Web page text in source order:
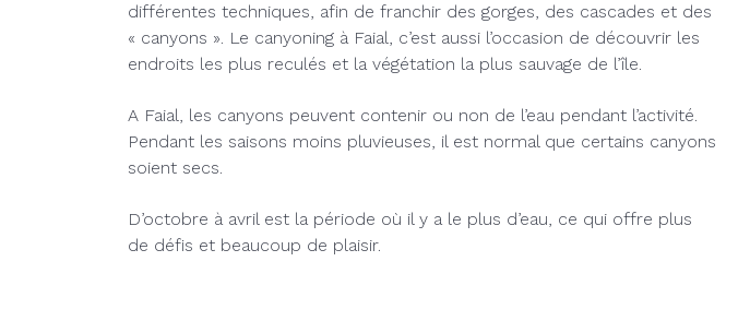
différentes techniques, afin de franchir des gorges, des cascades et des
« canyons ». Le canyoning à Faial, c’est aussi l’occasion de découvrir les
endroits les plus reculés et la végétation la plus sauvage de l’île.
A Faial, les canyons peuvent contenir ou non de l’eau pendant l’activité.
Pendant les saisons moins pluvieuses, il est normal que certains canyons
soient secs.
D’octobre à avril est la période où il y a le plus d’eau, ce qui offre plus
de défis et beaucoup de plaisir.